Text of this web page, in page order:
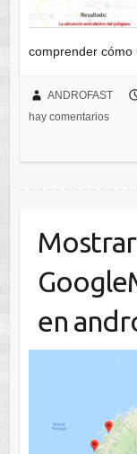
comprender cómo
ANDROFAST
hay comentarios
en